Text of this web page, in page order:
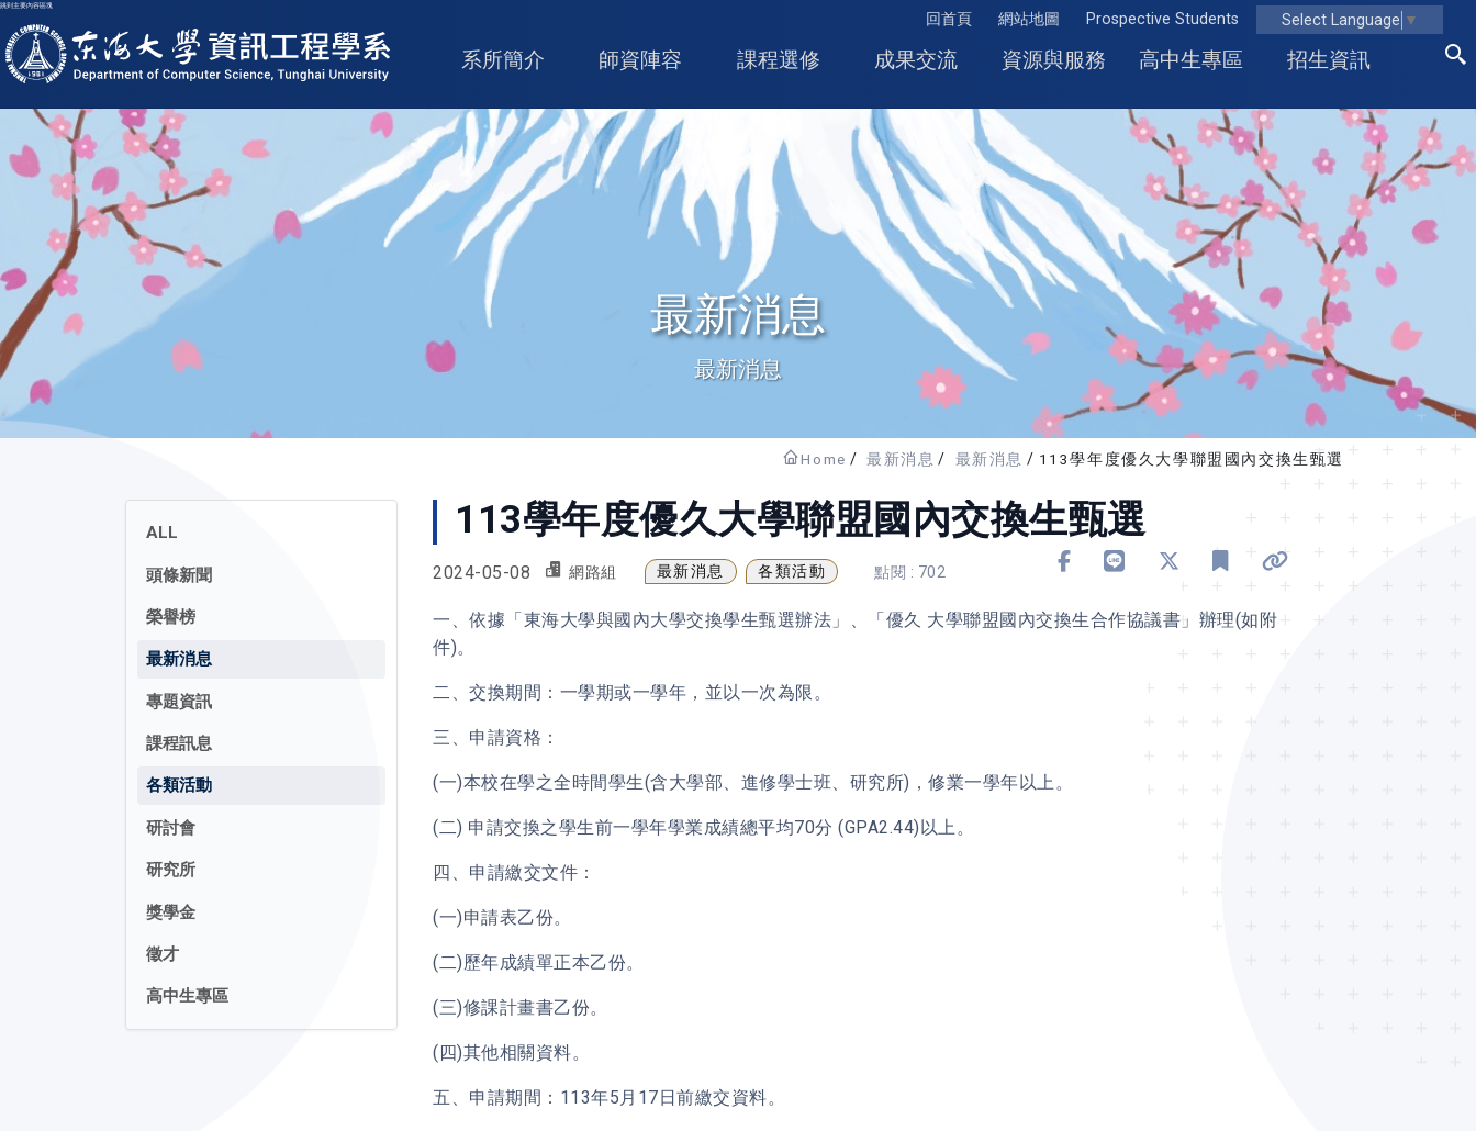
跳到主要內容區塊
回首頁 網站地圖 Prospective Students Select Language ▼
東海大學logo
系所簡介 師資陣容 課程選修 成果交流 資源與服務 高中生專區 招生資訊
最新消息
最新消息
Home 最新消息 最新消息 113學年度優久大學聯盟國內交換生甄選
ALL
頭條新聞
榮譽榜
最新消息
專題資訊
課程訊息
各類活動
研討會
研究所
獎學金
徵才
高中生專區
113學年度優久大學聯盟國內交換生甄選
2024-05-08 網路組 最新消息 各類活動 點閱 : 702
一、依據「東海大學與國內大學交換學生甄選辦法」、「優久 大學聯盟國內交換生合作協議書」辦理(如附
件)。
二、交換期間：一學期或一學年，並以一次為限。
三、申請資格：
(一)本校在學之全時間學生(含大學部、進修學士班、研究所)，修業一學年以上。
(二) 申請交換之學生前一學年學業成績總平均70分 (GPA2.44)以上。
四、申請繳交文件：
(一)申請表乙份。
(二)歷年成績單正本乙份。
(三)修課計畫書乙份。
(四)其他相關資料。
五、申請期間：113年5月17日前繳交資料。